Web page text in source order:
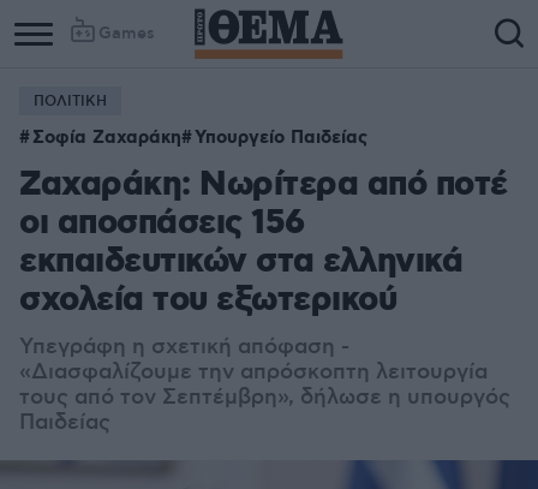
Games
ΠΟΛΙΤΙΚΗ
Σοφία Ζαχαράκη Υπουργείο Παιδείας
Ζαχαράκη: Νωρίτερα από ποτέ
οι αποσπάσεις 156
εκπαιδευτικών στα ελληνικά
σχολεία του εξωτερικού
Υπεγράφη η σχετική απόφαση -
«Διασφαλίζουμε την απρόσκοπτη λειτουργία
τους από τον Σεπτέμβρη», δήλωσε η υπουργός
Παιδείας